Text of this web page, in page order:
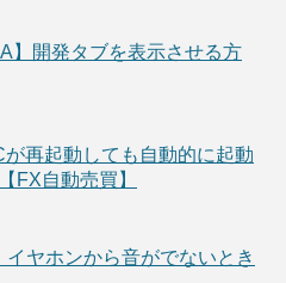
】開発タブを表示させる方
が再起動しても自動的に起動
FX自動売買】
イヤホンから音がでないとき